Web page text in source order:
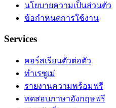
นโยบายความเป็นส่วนตัว
ข้อกำหนดการใช้งาน
Services
คอร์สเรียนตัวต่อตัว
ทำเรซูเม่
รายงานความพร้อมฟรี
ทดสอบภาษาอังกฤษฟรี